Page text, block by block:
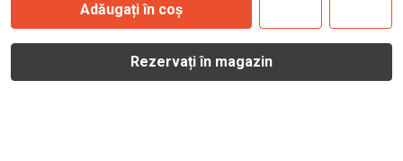
Adăugați în coș
Rezervați în magazin